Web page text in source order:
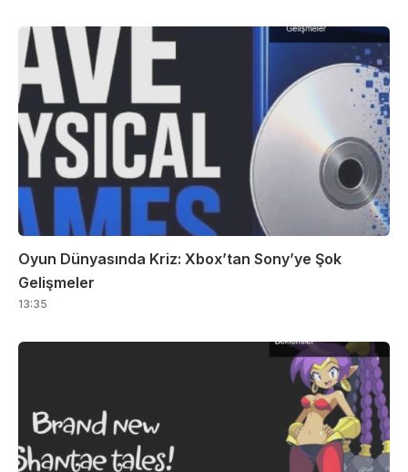
Oyun Dünyasında Kriz: Xbox’tan Sony’ye Şok
Gelişmeler
13:35